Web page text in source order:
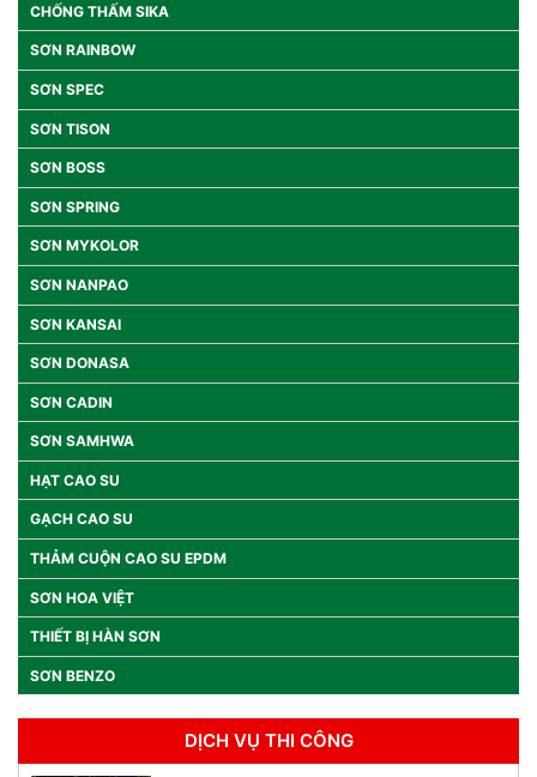
CHỐNG THẤM SIKA
SƠN RAINBOW
SƠN SPEC
SƠN TISON
SƠN BOSS
SƠN SPRING
SƠN MYKOLOR
SƠN NANPAO
SƠN KANSAI
SƠN DONASA
SƠN CADIN
SƠN SAMHWA
HẠT CAO SU
GẠCH CAO SU
THẢM CUỘN CAO SU EPDM
SƠN HOA VIỆT
THIẾT BỊ HÀN SƠN
SƠN BENZO
DỊCH VỤ THI CÔNG